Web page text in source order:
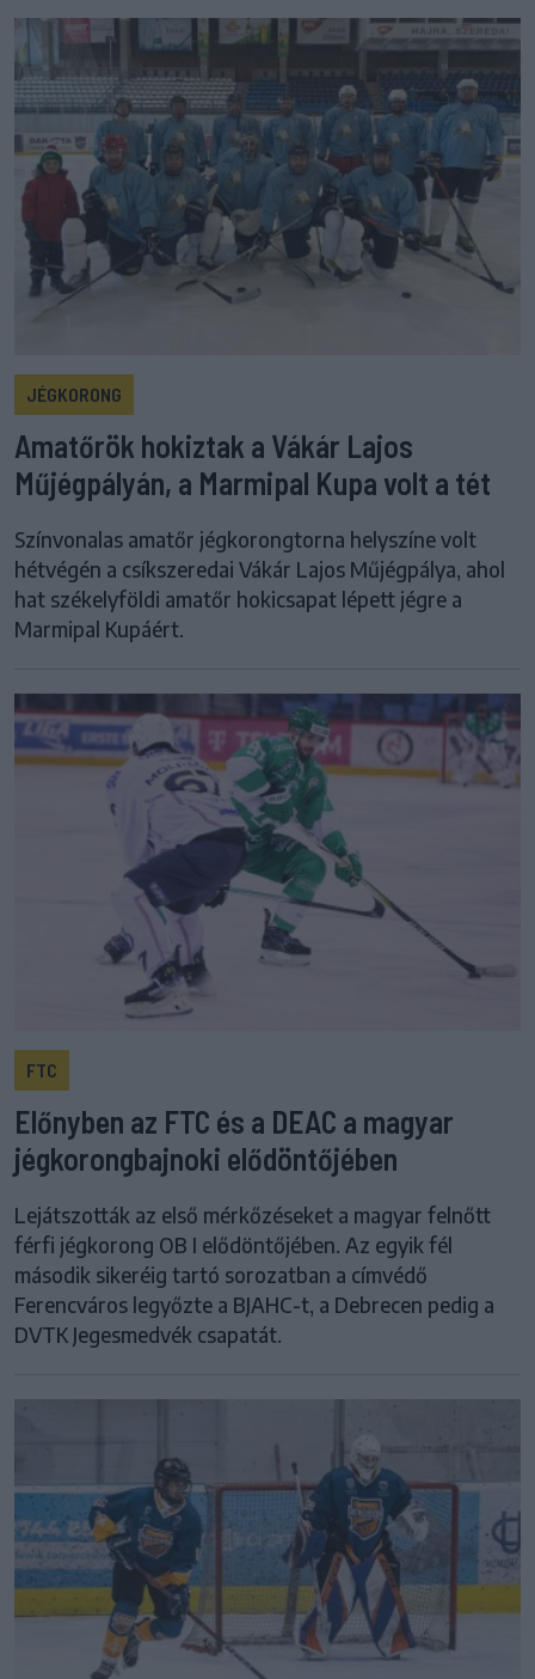
JÉGKORONG
Amatőrök hokiztak a Vákár Lajos
Műjégpályán, a Marmipal Kupa volt a tét
Színvonalas amatőr jégkorongtorna helyszíne volt
hétvégén a csíkszeredai Vákár Lajos Műjégpálya, ahol
hat székelyföldi amatőr hokicsapat lépett jégre a
Marmipal Kupáért.
FTC
Előnyben az FTC és a DEAC a magyar
jégkorongbajnoki elődöntőjében
Lejátszották az első mérkőzéseket a magyar felnőtt
férfi jégkorong OB I elődöntőjében. Az egyik fél
második sikeréig tartó sorozatban a címvédő
Ferencváros legyőzte a BJAHC-t, a Debrecen pedig a
DVTK Jegesmedvék csapatát.